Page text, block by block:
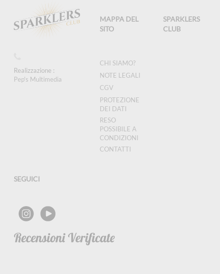
Realizzazione :
Pep's Multimedia
MAPPA DEL
SITO
CHI SIAMO?
NOTE LEGALI
CGV
PROTEZIONE
DEI DATI
RESO
POSSIBILE A
CONDIZIONI
CONTATTI
SPARKLERS
CLUB
SEGUICI